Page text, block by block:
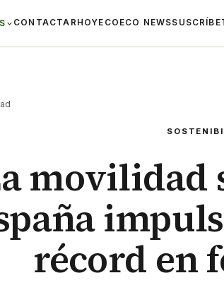
CONTACTAR HOYECO ECO NEWS
movilidad
récord en